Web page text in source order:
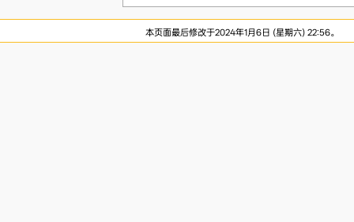
本页面最后修改于2024年1月6日 (星期六) 22:56。